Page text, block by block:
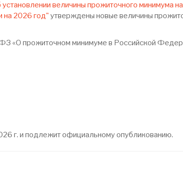
величины прожиточного минимума
на 2026 год" утверждены новые величины
«О прожиточном минимуме в Российской
г. и подлежит официальному опубликованию.